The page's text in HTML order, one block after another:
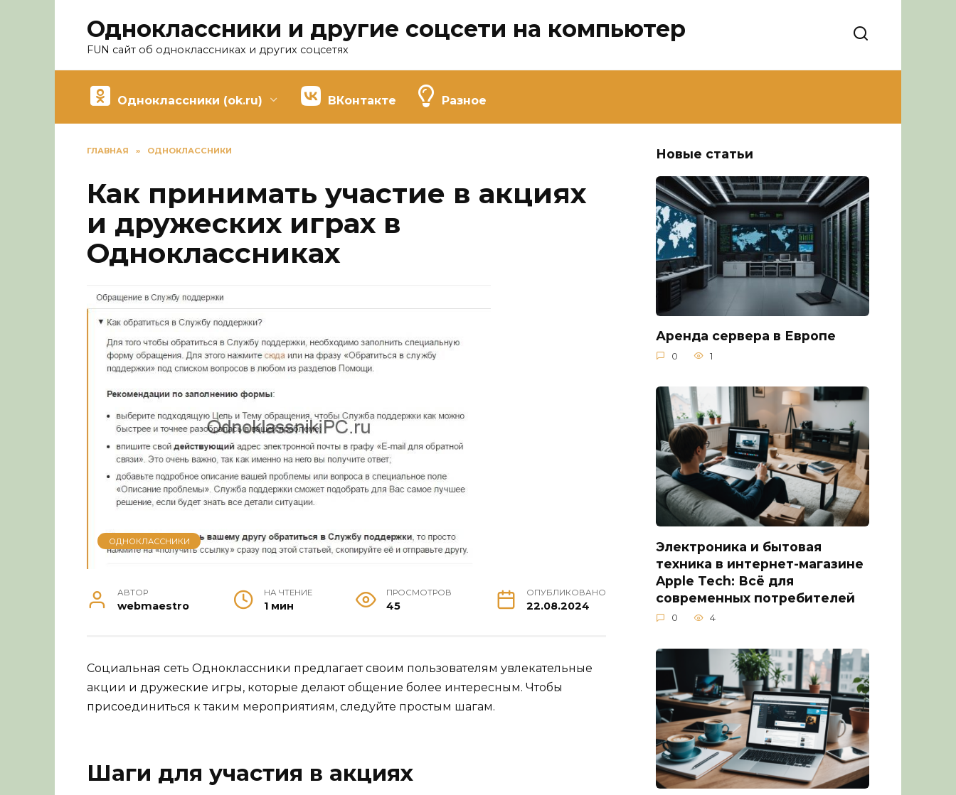
Одноклассники и другие соцсети на компьютер
FUN сайт об одноклассниках и других соцсетях
Одноклассники (ok.ru) ВКонтакте Разное
ГЛАВНАЯ » ОДНОКЛАССНИКИ
Как принимать участие в акциях
и дружеских играх в
Одноклассниках
ОДНОКЛАССНИКИ
АВТОР
webmaestro
НА ЧТЕНИЕ
1 мин
ПРОСМОТРОВ
45
ОПУБЛИКОВАНО
22.08.2024
Социальная сеть Одноклассники предлагает своим пользователям увлекательные
акции и дружеские игры, которые делают общение более интересным. Чтобы
присоединиться к таким мероприятиям, следуйте простым шагам.
Шаги для участия в акциях
Новые статьи
Аренда сервера в Европе
0 1
Электроника и бытовая
техника в интернет-магазине
Apple Tech: Всё для
современных потребителей
0 4